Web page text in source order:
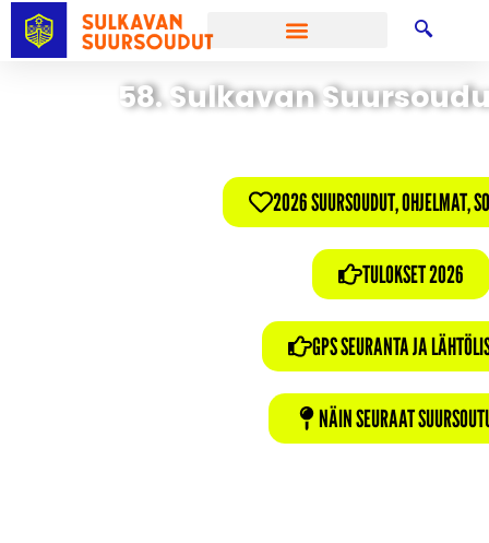
58. Sulkavan
2026 SUURSOUDUT, OHJELMAT,
TULOKSET 2026
GPS SEURANTA JA
NÄIN SEURAAT